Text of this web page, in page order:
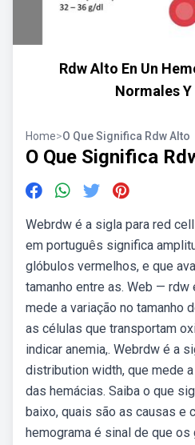
Rdw Alto En Un
Normales Y
Home>O Que Significa Rdw Alto
O Que Significa
Webrdw é a sigla para red
em português significa
glóbulos vermelhos, e que
tamanho entre as. Web — rdw
mede a variação no tamanho
as células que transportam
indicar anemia,. Webrdw é a
distribution width, que mede
das hemácias. Saiba o que
baixo, quais são as causas e
hemograma é sinal de que